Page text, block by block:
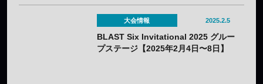
大会情報 2025.2.5
BLAST Six Invitational 2025 グルー
プステージ【2025年2月4日〜8日】